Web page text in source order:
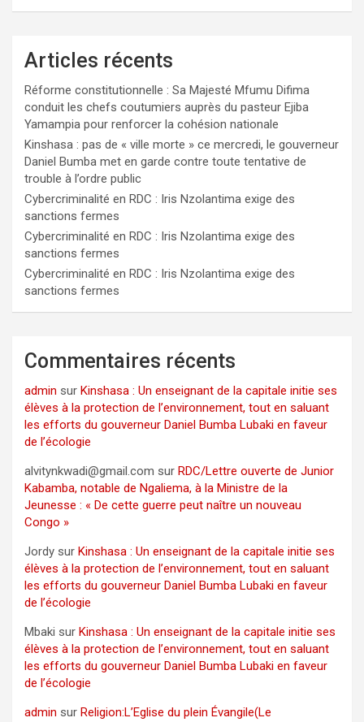
Articles récents
Réforme constitutionnelle : Sa Majesté Mfumu Difima
conduit les chefs coutumiers auprès du pasteur Ejiba
Yamampia pour renforcer la cohésion nationale
Kinshasa : pas de « ville morte » ce mercredi, le gouverneur
Daniel Bumba met en garde contre toute tentative de
trouble à l’ordre public
Cybercriminalité en RDC : Iris Nzolantima exige des
sanctions fermes
Cybercriminalité en RDC : Iris Nzolantima exige des
sanctions fermes
Cybercriminalité en RDC : Iris Nzolantima exige des
sanctions fermes
Commentaires récents
admin sur Kinshasa : Un enseignant de la capitale initie ses
élèves à la protection de l’environnement, tout en saluant
les efforts du gouverneur Daniel Bumba Lubaki en faveur
de l’écologie
alvitynkwadi@gmail.com sur RDC/Lettre ouverte de Junior
Kabamba, notable de Ngaliema, à la Ministre de la
Jeunesse : « De cette guerre peut naître un nouveau
Congo »
Jordy sur Kinshasa : Un enseignant de la capitale initie ses
élèves à la protection de l’environnement, tout en saluant
les efforts du gouverneur Daniel Bumba Lubaki en faveur
de l’écologie
Mbaki sur Kinshasa : Un enseignant de la capitale initie ses
élèves à la protection de l’environnement, tout en saluant
les efforts du gouverneur Daniel Bumba Lubaki en faveur
de l’écologie
admin sur Religion:L’Eglise du plein Évangile(Le